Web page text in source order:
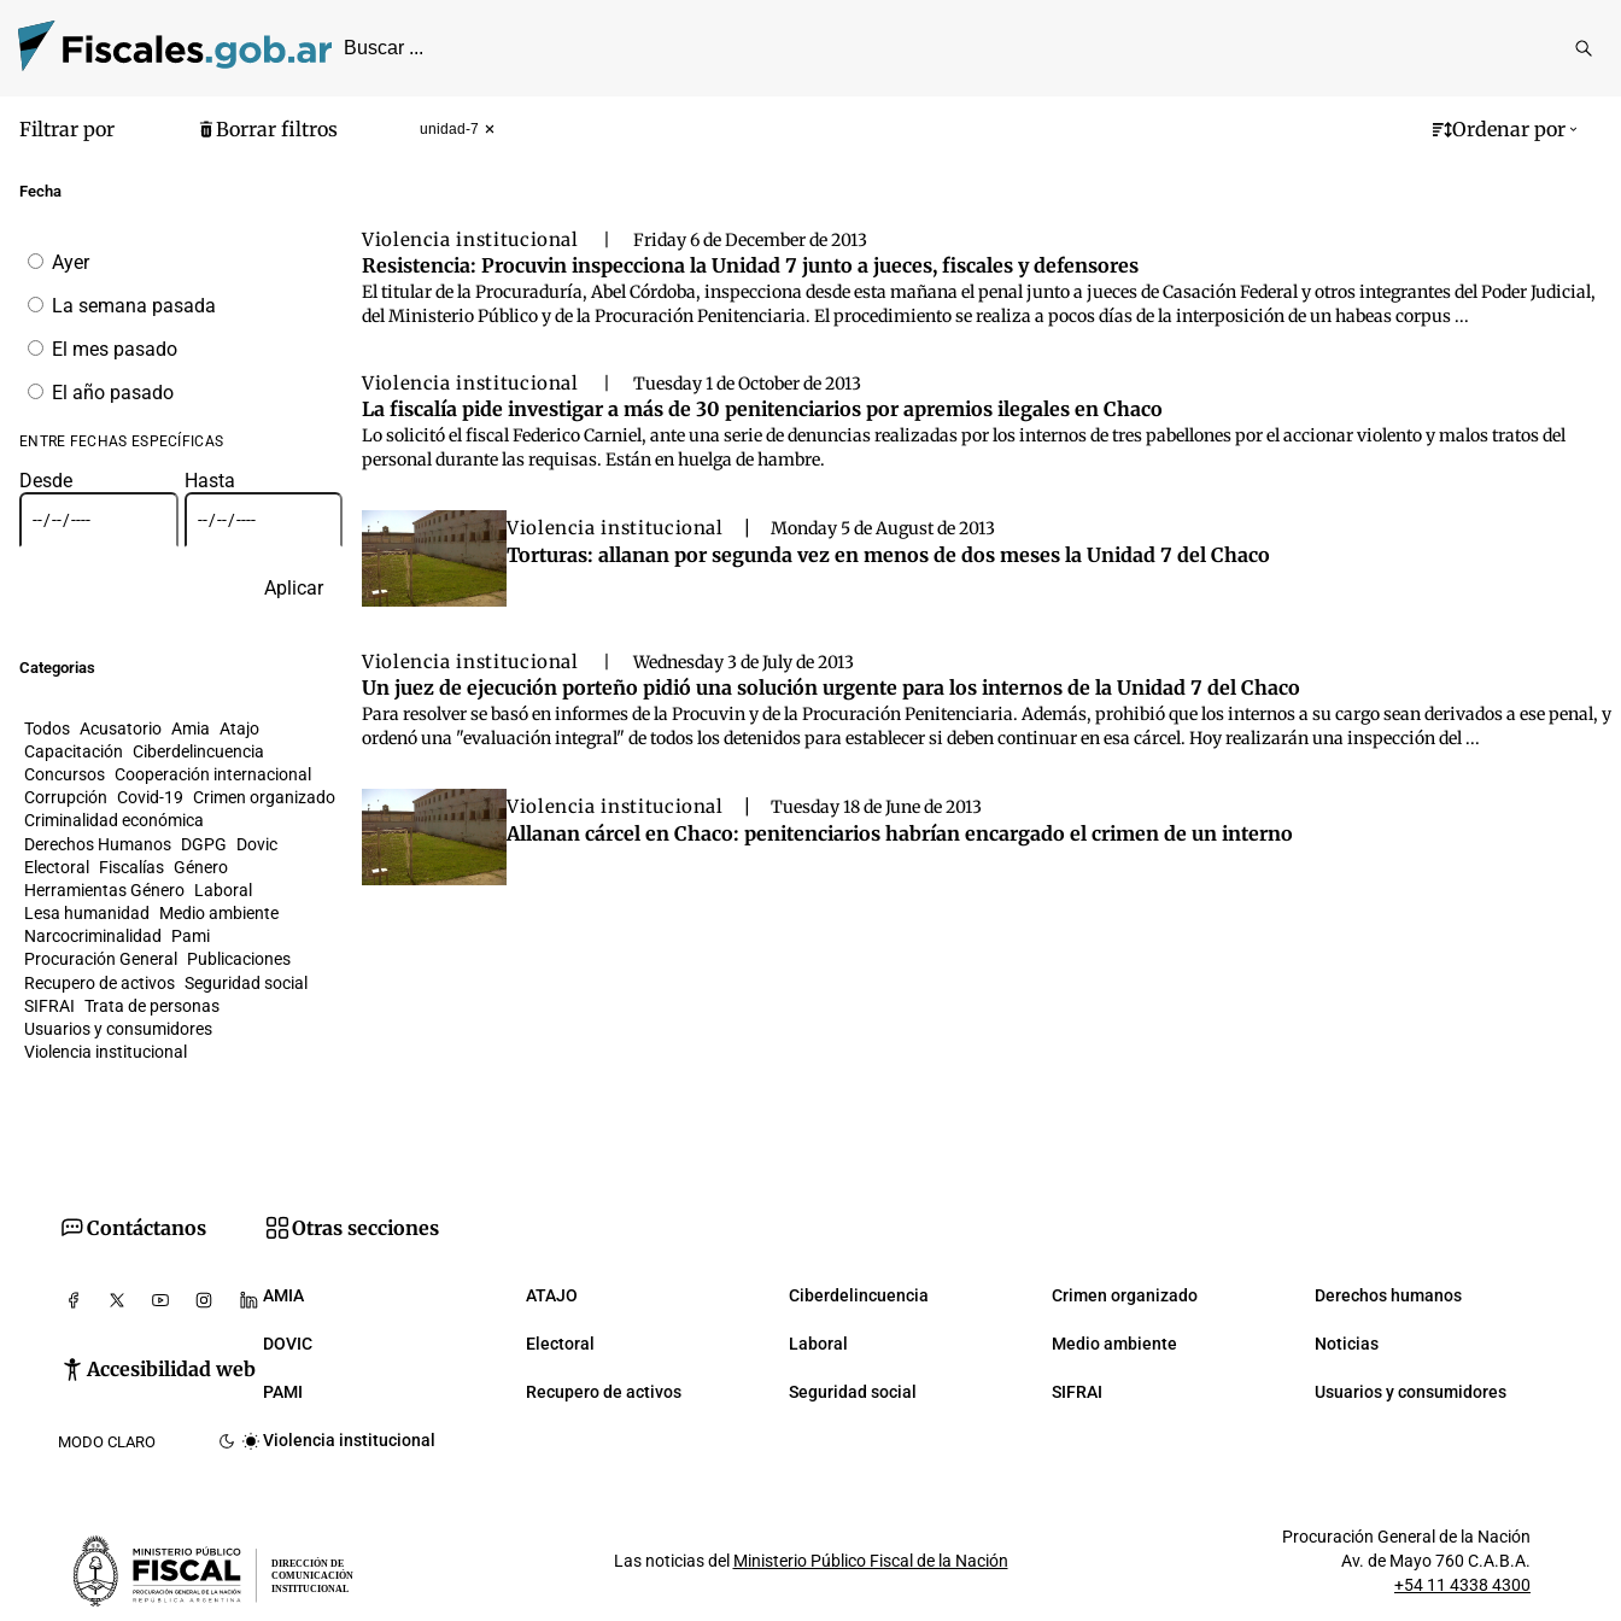
Filtrar por Borrar filtros unidad-7 Ordenar por
Fecha
Filtrar
por
fecha
Ayer
La semana pasada
El mes pasado
El año pasado
ENTRE FECHAS ESPECÍFICAS
Desde Hasta
Aplicar
Categorias
Todos Acusatorio Amia Atajo
Capacitación Ciberdelincuencia
Concursos Cooperación internacional
Corrupción Covid-19 Crimen organizado
Criminalidad económica
Derechos Humanos DGPG
Dovic
Electoral
Fiscalías Género
Herramientas Género Laboral
Lesa humanidad
Medio ambiente
Narcocriminalidad
Pami
Procuración General
Publicaciones
Recupero de activos Seguridad social
SIFRAI Trata de personas
Usuarios y consumidores
Violencia institucional
Violencia institucional Friday 6 de December de 2013
Resistencia: Procuvin inspecciona la Unidad 7 junto a jueces, fiscales y defensores
El titular de la Procuraduría, Abel Córdoba, inspecciona desde esta mañana el penal junto a jueces de Casación Federal y otros integrantes del Poder Judicial,
del Ministerio Público y de la Procuración Penitenciaria. El procedimiento se realiza a pocos días de la interposición de un habeas corpus ...
Violencia institucional Tuesday 1 de October de 2013
La fiscalía pide investigar a más de 30 penitenciarios por apremios ilegales en Chaco
Lo solicitó el fiscal Federico Carniel, ante una serie de denuncias realizadas por los internos de tres pabellones por el accionar violento y malos tratos del
personal durante las requisas. Están en huelga de hambre.
Violencia institucional Monday 5 de August de 2013
Torturas: allanan por segunda vez en menos de dos meses la Unidad 7 del Chaco
Violencia institucional Wednesday 3 de July de 2013
Un juez de ejecución porteño pidió una solución urgente para los internos de la Unidad 7 del Chaco
Para resolver se basó en informes de la Procuvin y de la Procuración Penitenciaria. Además, prohibió que los internos a su cargo sean derivados a ese penal, y
ordenó una "evaluación integral" de todos los detenidos para establecer si deben continuar en esa cárcel. Hoy realizarán una inspección del ...
Violencia institucional Tuesday 18 de June de 2013
Allanan cárcel en Chaco: penitenciarios habrían encargado el crimen de un interno
Contáctanos
Accesibilidad web
MODO CLARO
Otras secciones
AMIA ATAJO Ciberdelincuencia Crimen organizado Derechos humanos
DOVIC Electoral Laboral Medio ambiente Noticias
PAMI Recupero de activos Seguridad social SIFRAI Usuarios y consumidores
Violencia institucional
DIRECCIÓN DE
COMUNICACIÓN
INSTITUCIONAL
Las noticias del Ministerio Público Fiscal de la Nación
Procuración General de la Nación
Av. de Mayo 760 C.A.B.A.
+54 11 4338 4300